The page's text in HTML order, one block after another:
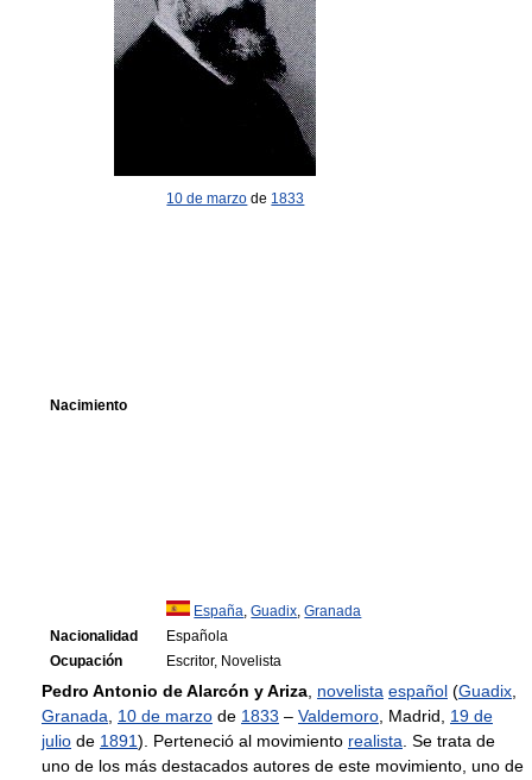
Nacimiento
10 de marzo de 1833
España,Guadix,Granada
Nacionalidad
Española
Ocupación
Escritor, Novelista
Pedro Antonio de Alarcón y Ariza novelista español (Guadix
Granada
10 de marzo de 1833 – Valdemoro , Madrid, 19 de
julio de 1891). Perteneció al movimiento realista . Se trata de
uno de los más destacados autores de este movimiento, uno de